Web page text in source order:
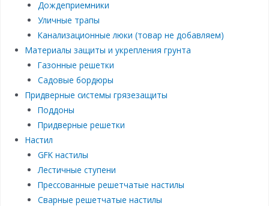
Дождеприемники
Уличные трапы
Канализационные люки (товар не добавляем)
Материалы защиты и укрепления грунта
Газонные решетки
Садовые бордюры
Придверные системы грязезащиты
Поддоны
Придверные решетки
Настил
GFK настилы
Лестичные ступени
Прессованные решетчатые настилы
Сварные решетчатые настилы